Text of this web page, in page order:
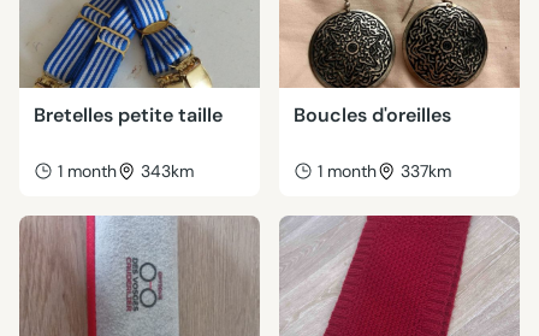
Bretelles petite taille
1 month 343km
Boucles d'oreilles
1 month 337km